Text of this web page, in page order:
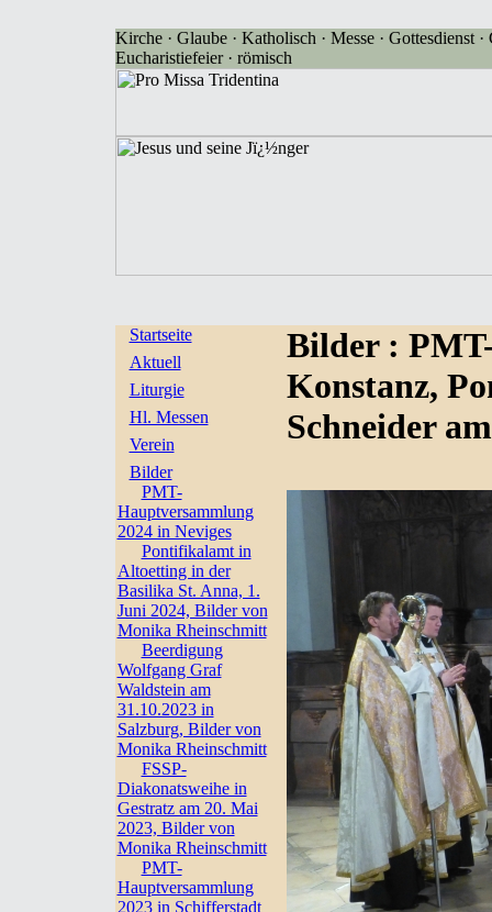
Kirche · Glaube · Katholisch · Messe · Gottesdienst
Eucharistiefeier · römisch
Startseite
Aktuell
Liturgie
Hl. Messen
Verein
Bilder
PMT-
Hauptversammlung
2024 in Neviges
Pontifikalamt in
Altoetting in der
Basilika St. Anna, 1.
Juni 2024, Bilder von
Monika Rheinschmitt
Beerdigung
Wolfgang Graf
Waldstein am
31.10.2023 in
Salzburg, Bilder von
Monika Rheinschmitt
FSSP-
Diakonatsweihe in
Gestratz am 20. Mai
2023, Bilder von
Monika Rheinschmitt
PMT-
Hauptversammlung
2023 in Schifferstadt
Bilder :
Konstanz,
Schneider